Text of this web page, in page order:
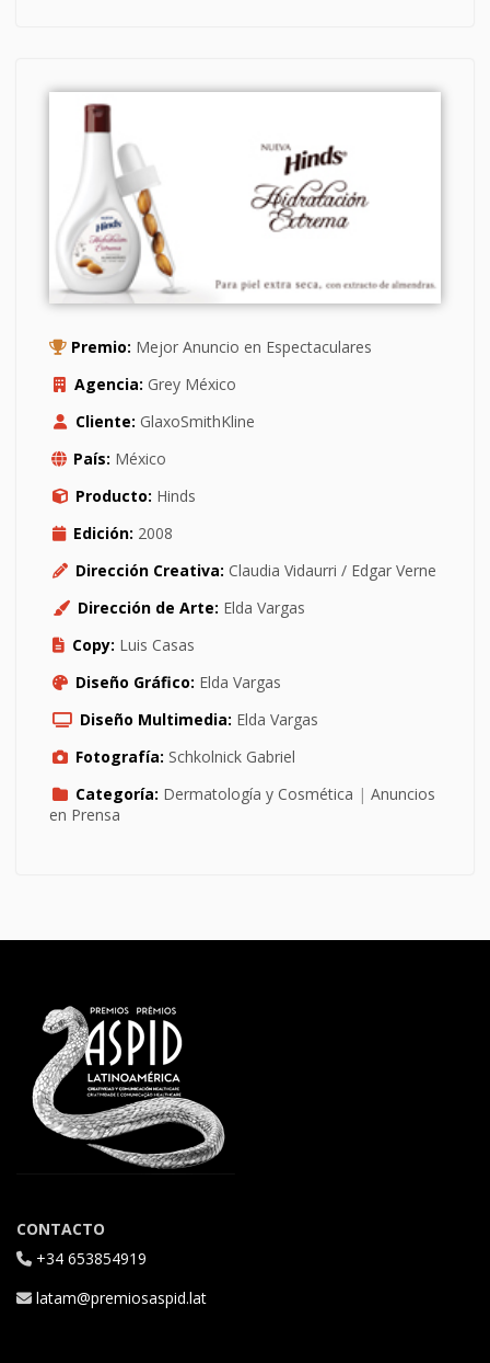
Premio: Mejor Anuncio en Espectaculares
Agencia: Grey México
Cliente: GlaxoSmithKline
País: México
Producto: Hinds
Edición: 2008
Dirección Creativa: Claudia Vidaurri / Edgar Verne
Dirección de Arte: Elda Vargas
Copy: Luis Casas
Diseño Gráfico: Elda Vargas
Diseño Multimedia: Elda Vargas
Fotografía: Schkolnick Gabriel
Categoría: Dermatología y Cosmética | Anuncios
en Prensa
CONTACTO
+34 653854919
latam@premiosaspid.lat